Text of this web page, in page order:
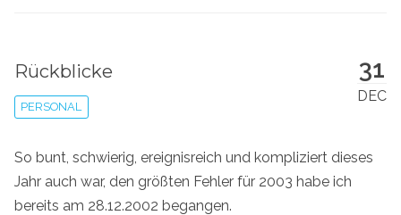
31
DEC
Rückblicke
PERSONAL
So bunt, schwierig, ereignisreich und kompliziert dieses
Jahr auch war, den größten Fehler für 2003 habe ich
bereits am 28.12.2002 begangen.